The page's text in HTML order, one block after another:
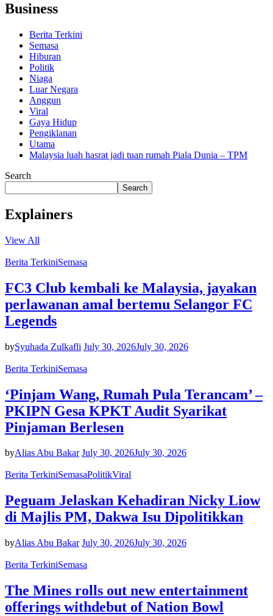
Business
Berita Terkini
Semasa
Hiburan
Politik
Niaga
Luar Negara
Anggun
Viral
Gaya Hidup
Pengiklanan
Utama
Malaysia luah hasrat jadi tuan rumah Piala Dunia – TPM
Search
Search
Explainers
View All
Berita TerkiniSemasa
FC3 Club kembali ke Malaysia, jayakan
perlawanan amal bertemu Selangor FC
Legends
bySyuhada Zulkafli July 30, 2026July 30, 2026
Berita TerkiniSemasa
‘Pinjam Wang, Rumah Pula Terancam’ –
PKIPN Gesa KPKT Audit Syarikat
Pinjaman Berlesen
byAlias Abu Bakar July 30, 2026July 30, 2026
Berita TerkiniSemasaPolitikViral
Peguam Jelaskan Kehadiran Nicky Liow
di Majlis PM, Dakwa Isu Dipolitikkan
byAlias Abu Bakar July 30, 2026July 30, 2026
Berita TerkiniSemasa
The Mines rolls out new entertainment
offerings withdebut of Nation Bowl